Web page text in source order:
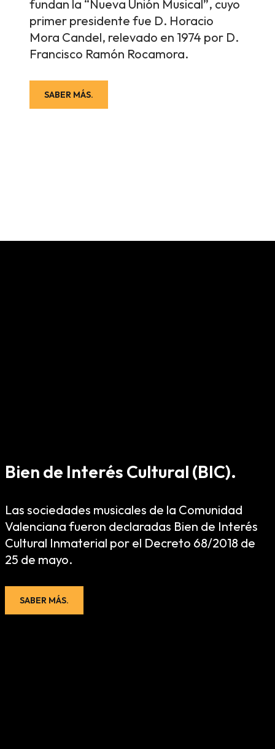
fundan la “Nueva Unión Musical”, cuyo
primer presidente fue D. Horacio
Mora Candel, relevado en 1974 por D.
Francisco Ramón Rocamora.
SABER MÁS.
Bien de Interés Cultural (BIC).
Las sociedades musicales de la Comunidad
Valenciana fueron declaradas Bien de Interés
Cultural Inmaterial por el Decreto 68/2018 de
25 de mayo.
SABER MÁS.